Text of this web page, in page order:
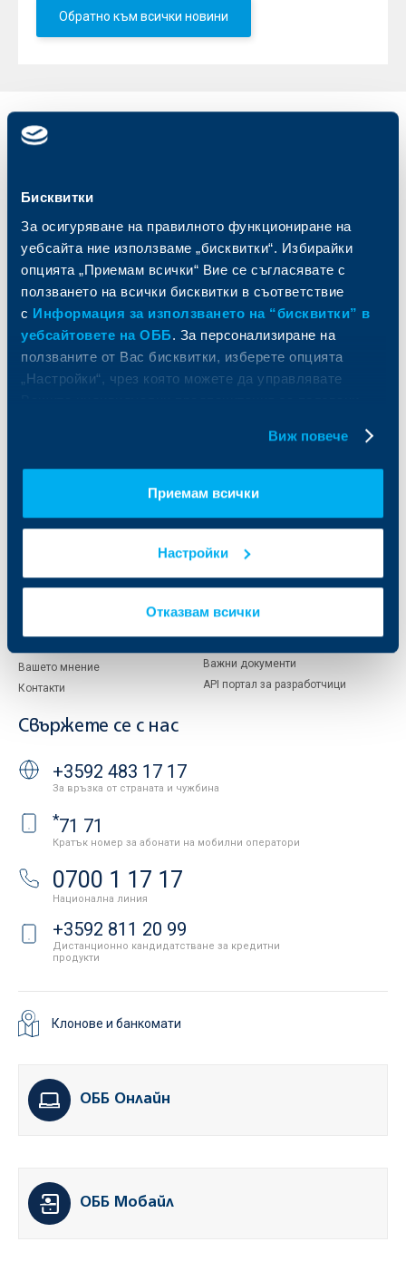
Бисквитки
За осигуряване на правилното функциониране на
уебсайта ние използваме „бисквитки“. Избирайки
опцията „Приемам всички“ Вие се съгласявате с
ползването на всички бисквитки в съответствие
с Информация за използването на “бисквитки” в
уебсайтовете на ОББ. За персонализиране на
ползваните от Вас бисквитки, изберете опцията
„Настройки“, чрез която можете да управлявате
Виж повече
Приемам всички
Настройки
Отказвам всички
Обратно към всички новини
Индивидуални
клиенти
Карти
Кредити
Спестявания и инвестиции
Частно банкиране
Застраховки
Актуализация на клиентски данни
Търговско финансиране
ПОС терминали
Пазари, инвестиционно банкиране
и попечителски услуги
Факторинг
Кредити за собственици на фирми
Финансови институции и суверени
Европейско финансиране
Вашето мнение
Контакти
ОББ Асет мениджмънт
ОББ Застрахователен брокер
Продажба на имоти
Важни документи
API портал за разработчици
Свържете се с нас
+3592 483 17 17
За връзка от страната и чужбина
*71 71
Кратък номер за абонати на мобилни оператори
0700 1 17 17
Национална линия
+3592 811 20 99
Дистанционно кандидатстване за кредитни
продукти
Клонове и банкомати
ОББ Онлайн
ОББ Мобайл